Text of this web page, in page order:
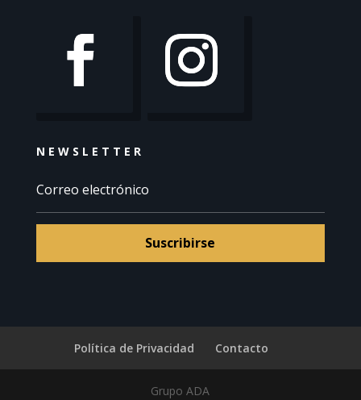
NEWSLETTER
Suscribirse
Política de Privacidad Contacto
Grupo ADA